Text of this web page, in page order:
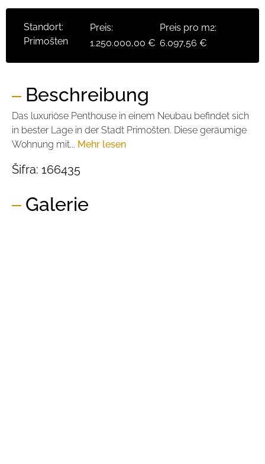
Standort:
Primošten
Preis:
1.250.000,00 €
Preis pro m2:
6.097,56 €
Beschreibung
Das luxuriöse Penthouse in einem Neubau befindet sich
in bester Lage in der Stadt Primošten. Diese geräumige
Wohnung mit... Mehr lesen
Šifra: 166435
Galerie